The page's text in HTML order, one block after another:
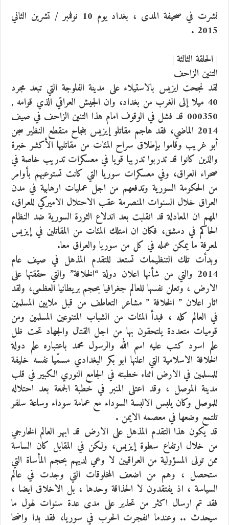
نشرت في صحيفة المدى ، بغداد يوم 10 نوفمبر / تشرين الثاني
2015 .
| الحلقة الثالثة |
التنين الزاحف
لقد نجحت ايزيس بالاستيلاء على مدينة الفلوجة التي تبعد مجرد
40 ميلا إلى الغرب من بغداد، وان الجيش العراقي الذي قوامه ,
000350 قد فشل في الوقوف امام هذا التنين الزاحف في صيف
2014 الماضي، فقد هاجم مقاتلو إيزيس بنجاح منقطع النظير سجن
أبو غريب وقاموا بإطلاق سراح المئات من مقاتليها الأكثـر خبرة
والذين كانوا قد تدربوا تدريبا قويا في معسكرات تدريب خاصة في
صحراء العراق، وفي معسكرات سوريا التي كانت تستوعبهم بأوامر
من الحكومة السورية وتدفعهم من اجل عمليات ارهابية في مدن
العراق خلال السنوات المنصرمة عقب الاحتلال الاميركي للعراق،
المهم ان المعادلة قد انقلبت بعد اندلاع الثورة السورية ضد النظام
الحاكم في دمشق، فكان ان امتلك المئات من المقاتلين في إيزيس
لمعرفة ما يمكن عمله في كل من سوريا والعراق معا.
وبدأت تلك التنظيمات تستعد للتقدم المذهل في صيف عام
2014 والتي من شأنها اعلان دولة “الخلافة” والتي حققتها على
الارض ، وتعلن نفسها للعالم جغرافيا بحجم بريطانيا العظمى، ولقد
اثار اعلان ” الخلافة ” مشاعر التعاطف من قبل ملايين المسلمين
في العالم كله ، فبدأ المئات من الشباب المتنوعين المسلمين ومن
قوميات متعددة يلتحقون بها من اجل القتال والجهاد تحت ظل
علم اسود كتب عليه اسم الله والرسول محمد باعتباره علم دولة
الخلافة الاسلامية التي اعلنها ابو بكر البغدادي مسمّيا نفسه خليفة
للمسلمين في الارض اثناء خطبته في الجامع النوري الكبير في قلب
مدينة الموصل ، وقد اعتلى المنبر في خطبة الجمعة بعد احتلاله
للموصل وكان يلبس الالبسة السوداء مع عمامة سوداء وساعة سلفر
تلتمع وضعها في معصمه الايمن .
قد يكون هذا التقدم المذهل على الارض قد ابهر العالم الخارجي
من خلال ارتفاع سطوة إيزيس، ولكن في المقابل كان الساسة
ممن تولى المسؤولية من العراقيين لا وعي لديهم بحجم المأساة التي
ستحصل ، وهم من اضعف المخلوقات التي وجدت في عالم
السياسة ، اذ يفتقدون لا الحذاقة وحدها ، بل الاخلاق ايضا ،
فقد تم ارسال اكثر من تحذير على مدى عدة سنوات لهول ما
سيحدث .. وعندما انفجرت الحرب في سوريا، فقد بدا واضحا